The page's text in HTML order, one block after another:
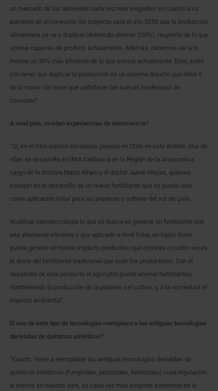
un mercado de los alimentos cada vez más exigentes en cuanto a su
aumento en el consumo. Se proyecta para el año 2050 que la producción
alimentaria se va a duplicar (debiendo obtener 200%), respecto de lo que
somos capaces de producir actualmente. Además, debemos ser a lo
menos un 30% más eficiente de lo que somos actualmente. Esto, junto
con tener que duplicar la producción es un enorme desafío que debe ir
de la mano con tener que satisfacer las nuevas tendencias de
consumo”.
A nivel país, existen experiencias de nanociencia?
“Sí, en el INIA existen iniciativas pionera en Chile en este ámbito. Una de
ellas se desarrolla en INIA Carillanca en la Región de la Araucanía a
cargo de la doctora Marta Alfaro y el doctor Jaime Mejías, quienes
trabajan en el desarrollo de un nuevo fertilizante que se puede usar
como aplicación foliar para las praderas y cultivos del sur del país.
Al utilizar nanotecnología lo que se busca es generar un fertilizante que
sea altamente eficiente y que aplicado a nivel foliar, en bajas dosis,
pueda generar el mismo impacto productivo que con tres o cuatro veces
la dosis del fertilizante tradicional que usan los productores. Con el
desarrollo de este producto el agricultor puede ahorrar fertilizantes,
manteniendo la producción de la pradera o el cultivo; y, a la vez reducir el
impacto ambiental”.
El uso de este tipo de tecnologías reemplaza a las antiguas tecnologías
derivadas de químicos sintéticos?
“Exacto. Viene a reemplazar las antiguas tecnologías derivadas de
químicos sintéticos (fungicidas, pesticidas, herbicidas) cuya regulación,
al menos en nuestro país, es cada vez más exigente sobretodo en la